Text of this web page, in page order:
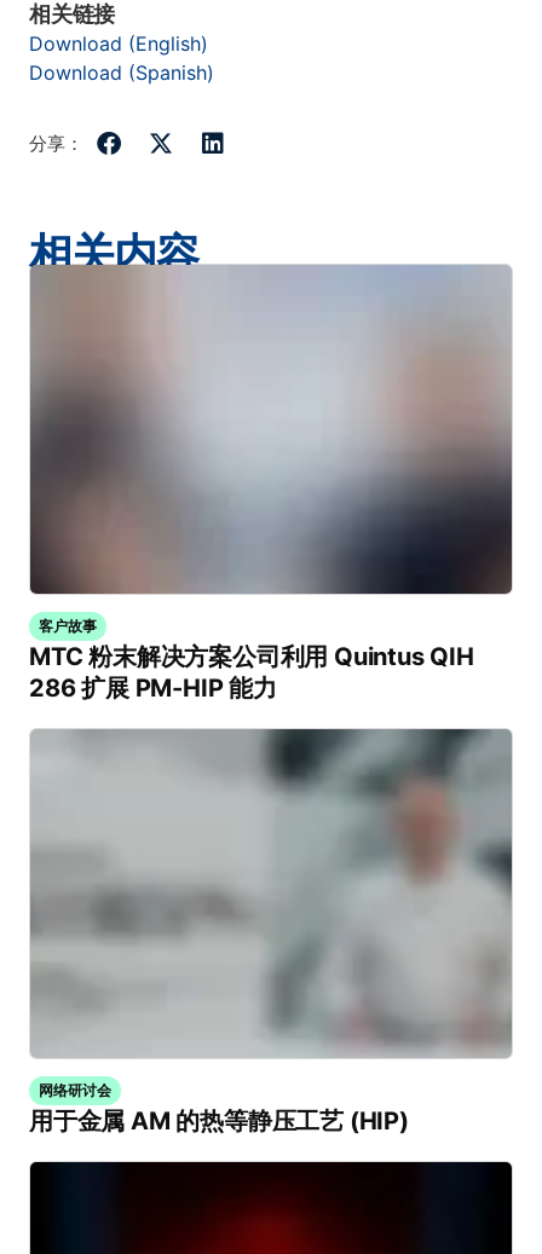
相关链接
Download (English)
Download (Spanish)
分享：
相关内容
客户故事
MTC 粉末解决方案公司利用 Quintus QIH
286 扩展 PM-HIP 能力
网络研讨会
用于金属 AM 的热等静压工艺 (HIP)